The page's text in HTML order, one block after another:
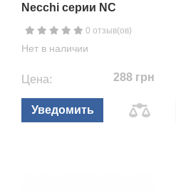
Necchi серии NC
0 отзыв(ов)
Нет в наличии
Цена: 288 грн
Уведомить